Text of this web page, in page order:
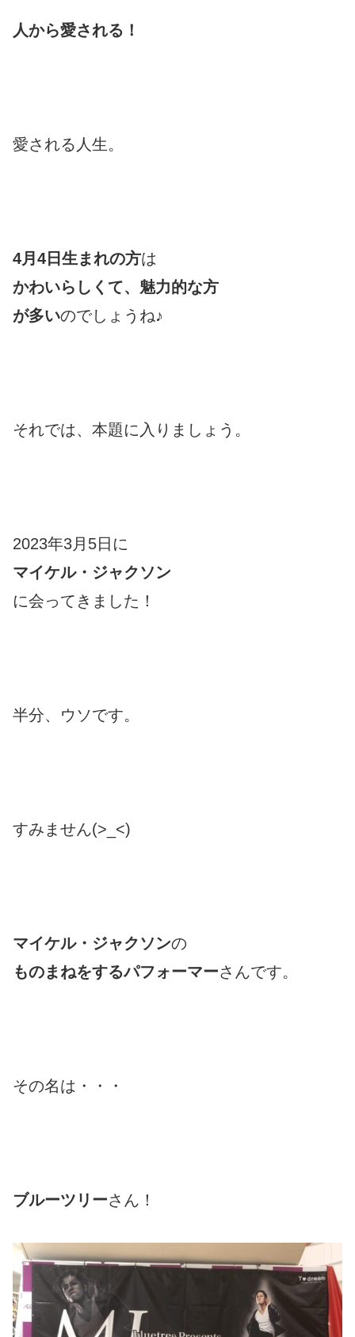
人から愛される！
愛される人生。
4月4日生まれの方は
かわいらしくて、 魅力的な方
が多いのでしょうね♪
それでは、本題に入りましょう。
2023年3月5日に
マイケル・ジャクソン
に会ってきました！
半分、ウソです。
すみません(>_<)
マイケル・ジャクソンの
ものまねをするパフォーマーさんです。
その名は・・・
ブルーツリーさん！